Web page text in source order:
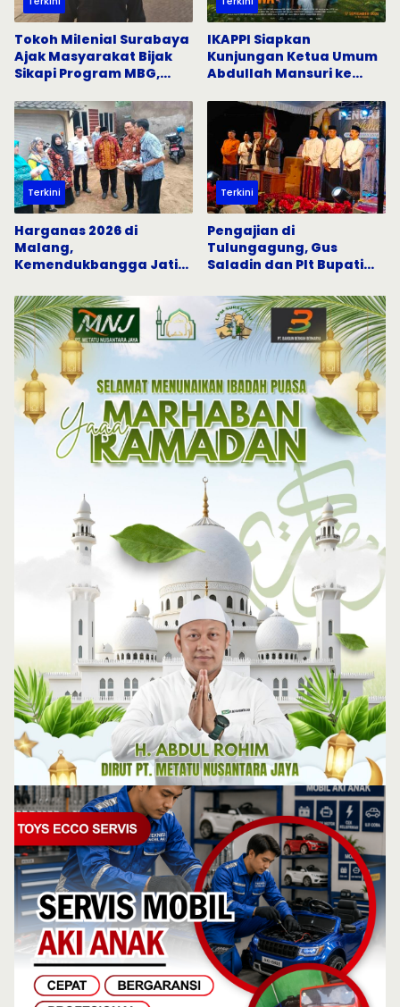
Tokoh Milenial Surabaya
Ajak Masyarakat Bijak
Sikapi Program MBG,
Sosial
IKAPPI Siapkan
Kunjungan Ketua Umum
Abdullah Mansuri ke
Surabaya
Terkini
Harganas 2026 di
Malang,
Kemendukbangga Jatim
Percepat Penurunan
Stunting
Terkini
Pengajian di
Tulungagung, Gus
Saladin dan Plt Bupati
Keislaman